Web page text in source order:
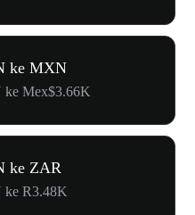
ke MXN
Mex$3.66K
ke ZAR
ke R3.48K